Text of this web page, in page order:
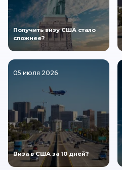
Получить визу США стало
сложнее?
05 июля 2026
Виза в США за 10 дней?